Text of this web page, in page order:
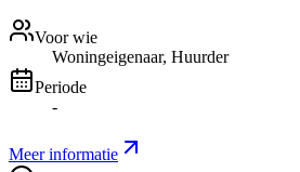
Voor wie
Woningeigenaar, Huurder
Periode
-
Meer informatie